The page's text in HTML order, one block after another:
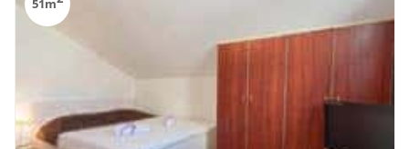
51m